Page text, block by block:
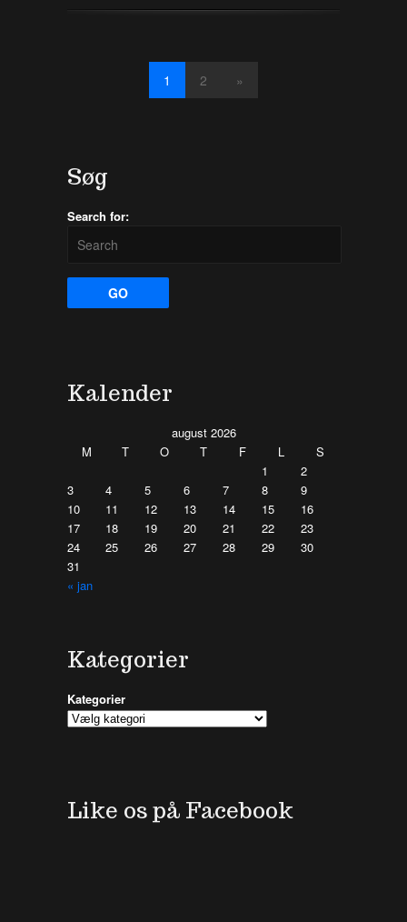
1 2 »
Søg
Search for:
Kalender
august 2026
M
T O T F L S
« jan
1
2
3
4 5 6 7 8
9
10
11 12 13 14 15
16
17
18 19 20 21 22
23
24
25 26 27 28 29
30
31
Kategorier
Kategorier
Like os på Facebook